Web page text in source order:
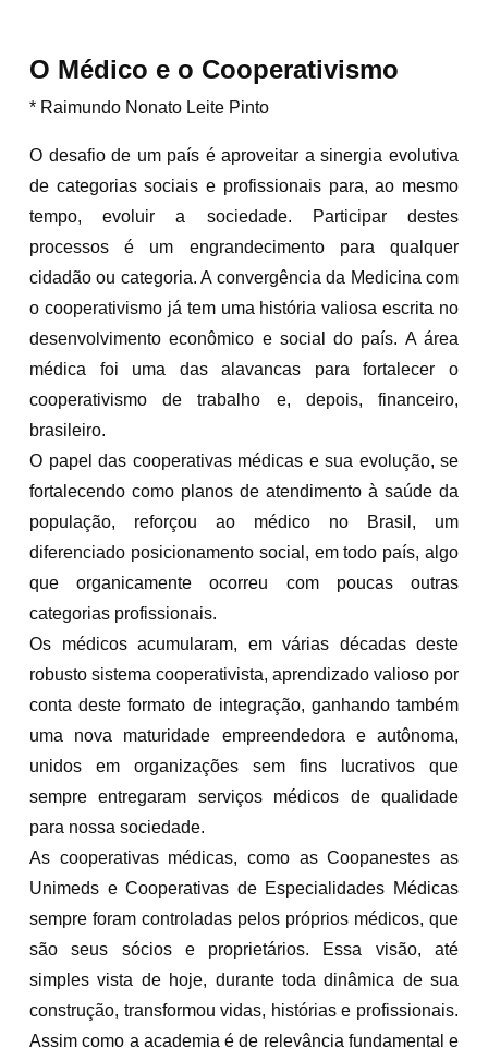
O Médico e o Cooperativismo
* Raimundo Nonato Leite Pinto
O desafio de um país é aproveitar a sinergia evolutiva
de categorias sociais e profissionais para, ao mesmo
tempo, evoluir a sociedade. Participar destes
processos é um engrandecimento para qualquer
cidadão ou categoria. A convergência da Medicina com
o cooperativismo já tem uma história valiosa escrita no
desenvolvimento econômico e social do país. A área
médica foi uma das alavancas para fortalecer o
cooperativismo de trabalho e, depois, financeiro,
brasileiro.
O papel das cooperativas médicas e sua evolução, se
fortalecendo como planos de atendimento à saúde da
população, reforçou ao médico no Brasil, um
diferenciado posicionamento social, em todo país, algo
que organicamente ocorreu com poucas outras
categorias profissionais.
Os médicos acumularam, em várias décadas deste
robusto sistema cooperativista, aprendizado valioso por
conta deste formato de integração, ganhando também
uma nova maturidade empreendedora e autônoma,
unidos em organizações sem fins lucrativos que
sempre entregaram serviços médicos de qualidade
para nossa sociedade.
As cooperativas médicas, como as Coopanestes as
Unimeds e Cooperativas de Especialidades Médicas
sempre foram controladas pelos próprios médicos, que
são seus sócios e proprietários. Essa visão, até
simples vista de hoje, durante toda dinâmica de sua
construção, transformou vidas, histórias e profissionais.
Assim como a academia é de relevância fundamental e